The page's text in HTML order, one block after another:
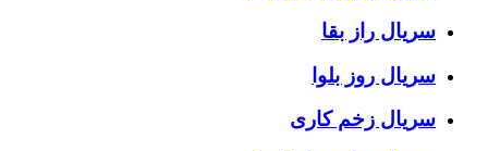
سریال راز بقا
سریال روز بلوا
سریال زخم کاری